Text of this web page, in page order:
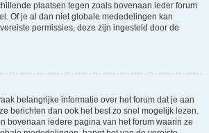
plaatsen tegen zoals bovenaan ieder forum
Of je al dan niet globale mededelingen kan
permissies, deze zijn ingesteld door de
belangrijke informatie over het forum dat je aan
berichten dan ook het best zo snel mogelijk lezen.
bovenaan iedere pagina van het forum waarin ze